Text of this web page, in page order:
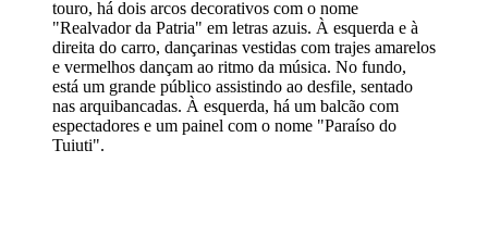
touro, há dois arcos decorativos com o nome
"Realvador da Patria" em letras azuis. À esquerda e à
direita do carro, dançarinas vestidas com trajes amarelos
e vermelhos dançam ao ritmo da música. No fundo,
está um grande público assistindo ao desfile, sentado
nas arquibancadas. À esquerda, há um balcão com
espectadores e um painel com o nome "Paraíso do
Tuiuti".